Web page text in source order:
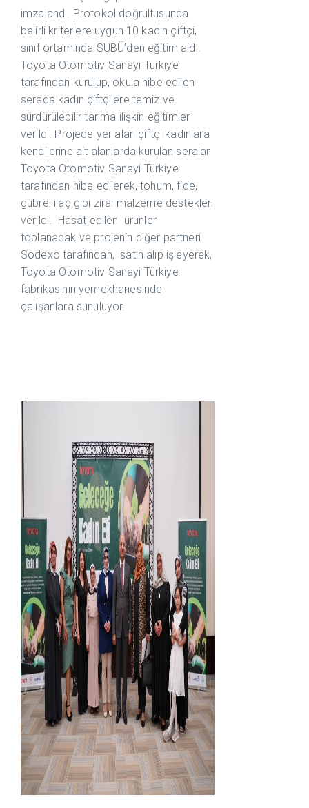
imzalandı. Protokol doğrultusunda
belirli kriterlere uygun 10 kadın çiftçi,
sınıf ortamında SUBÜ’den eğitim aldı.
Toyota Otomotiv Sanayi Türkiye
tarafından kurulup, okula hibe edilen
serada kadın çiftçilere temiz ve
sürdürülebilir tarıma ilişkin eğitimler
verildi. Projede yer alan çiftçi kadınlara
kendilerine ait alanlarda kurulan seralar
Toyota Otomotiv Sanayi Türkiye
tarafından hibe edilerek, tohum, fide,
gübre, ilaç gibi zirai malzeme destekleri
verildi. Hasat edilen ürünler
toplanacak ve projenin diğer partneri
Sodexo tarafından, satın alıp işleyerek,
Toyota Otomotiv Sanayi Türkiye
fabrikasının yemekhanesinde
çalışanlara sunuluyor.